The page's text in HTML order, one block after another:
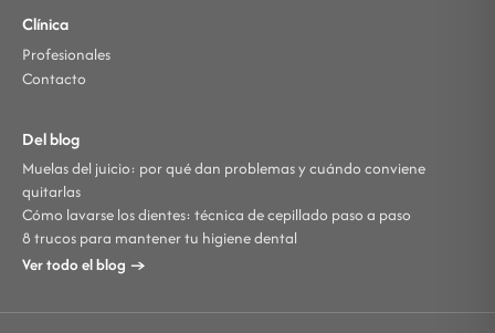
Clínica
Profesionales
Contacto
Del blog
Muelas del juicio: por qué dan problemas y cuándo conviene
quitarlas
Cómo lavarse los dientes: técnica de cepillado paso a paso
8 trucos para mantener tu higiene dental
Ver todo el blog →